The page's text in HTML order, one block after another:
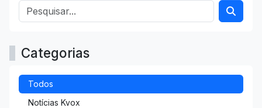
Categorias
Todos
Notícias Kvox